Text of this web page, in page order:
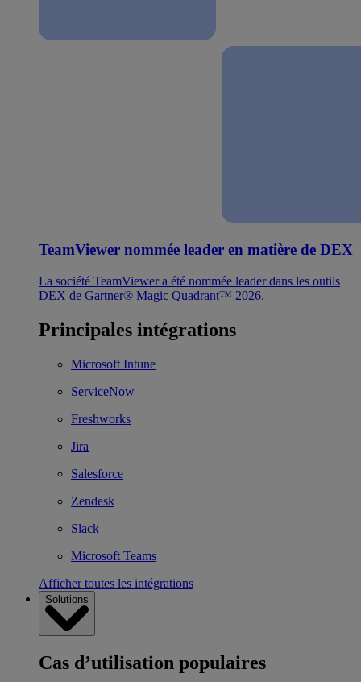
TeamViewer nommée leader en matière de DEX
La société TeamViewer a été nommée leader dans les outils
DEX de Gartner® Magic Quadrant™ 2026.
Principales intégrations
Microsoft Intune
ServiceNow
Freshworks
Jira
Salesforce
Zendesk
Slack
Microsoft Teams
Afficher toutes les intégrations
Solutions
Cas d’utilisation populaires